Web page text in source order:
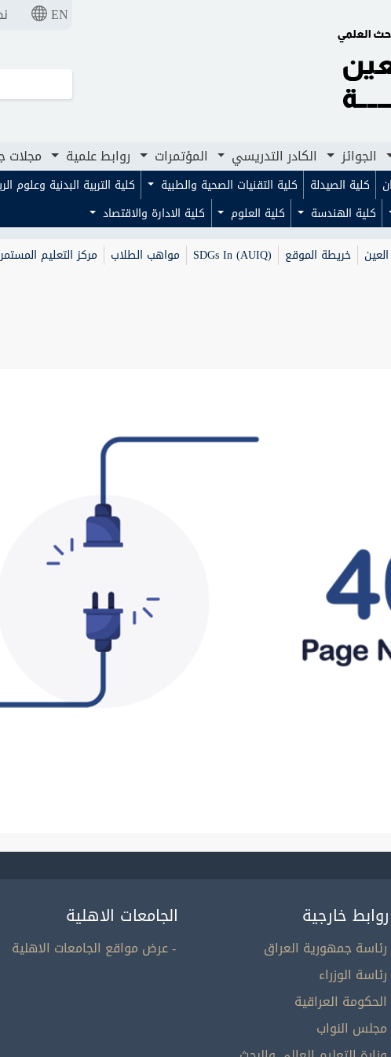
الكادر التدريسي مجلات جامعة
EN
الجوائز الكادر التدريسي المؤتمرات روابط علمية مجلات
كلية الصيدلة كلية التقنيات الصحية والطبية كلية التربية البدنية وعلوم
كلية الهندسة كلية العلوم
كلية الادارة والاقتصاد
خريطة الموقع SDGs In (AUIQ) مواهب الطلاب مركز التعليم المستمر
روابط خارجية
رئاسة جمهورية العراق
رئاسة الوزراء
الحكومة العراقية
مجلس النواب
الجامعات الاهلية
- عرض مواقع الجامعات الاهلية